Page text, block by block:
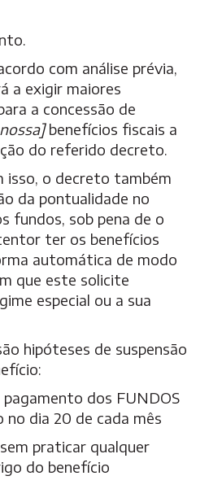
com análise prévia,
a exigir maiores
a concessão de
benefícios fiscais a
do referido decreto.
isso, o decreto também
da pontualidade no
fundos, sob pena de o
ter os benefícios
automática de modo
que este solicite
especial ou a sua
hipóteses de suspensão
dos FUNDOS
no dia 20 de cada mês
praticar qualquer
do benefício